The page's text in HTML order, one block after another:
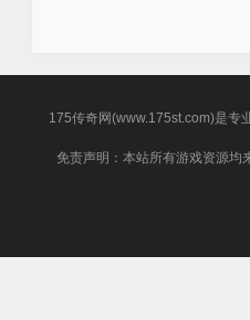
175传奇网(www.175st.com)是专
免责声明：本站所有游戏资源均